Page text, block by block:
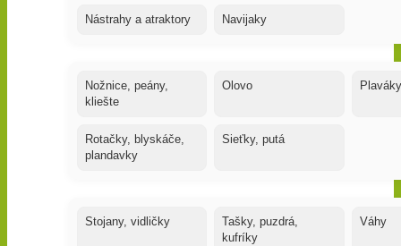
Nástrahy a atraktory Navijaky
Nožnice, peány,
kliešte
Olovo Plaváky
Rotačky, blyskáče,
plandavky
Sieťky, putá
Stojany, vidličky
Tašky, puzdrá,
kufríky
Váhy